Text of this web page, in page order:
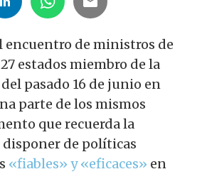
encuentro de ministros de
estados miembro de la
pasado 16 de junio en
parte de los mismos
que recuerda la
de políticas
«fiables» y «eficaces» en